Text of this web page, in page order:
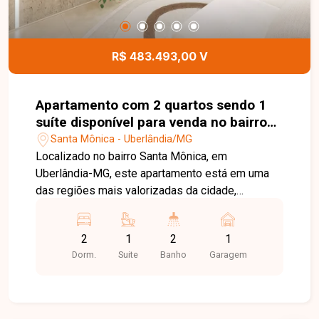
para quem busca um apartamento moderno,
funcional e com excelente padrão de construção
em uma localização privilegiada no bairro Santa
Mônica. Agende uma visita e conheça todos os
R$ 483.493,00 V
Apartamento com 2 quartos sendo 1
suíte disponível para venda no bairro
Santa Mônica em Uberlândia-MG
Santa Mônica - Uberlândia/MG
Localizado no bairro Santa Mônica, em
Uberlândia-MG, este apartamento está em uma
das regiões mais valorizadas da cidade,
universidades, supermercados, escolas,
farmácias, restaurantes e diversos serviços,
proporcionando praticidade e qualidade de vida
2
Dorm.
1
Suite
2
Banho
1
Garagem